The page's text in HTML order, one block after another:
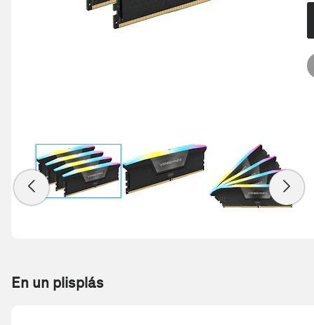
En un plisplás